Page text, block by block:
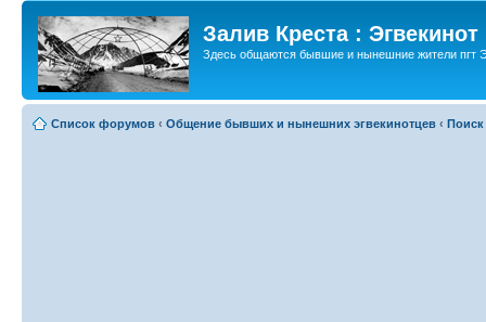
Залив Креста : Эгвекинот
Здесь общаются бывшие и нынешние жители пгт
Список форумов ‹ Общение бывших и нынешних эгвекинотцев ‹ Поиск